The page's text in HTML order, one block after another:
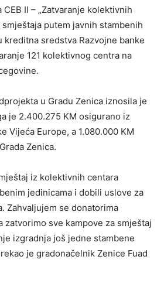
II – „Zatvaranje kolektivnih
putem javnih stambenih
kreditna sredstva Razvojne banke
121 kolektivnog centra na
u Gradu Zenica iznosila je
je 2.400.275 KM osigurano iz
Vijeća Europe, a 1.080.000 KM
Zenica.
iz kolektivnih centara
jedinicama i dobili uslove za
Zahvaljujem se donatorima
zatvorimo sve kampove za smještaj
izgradnja još jedne stambene
je gradonačelnik Zenice Fuad